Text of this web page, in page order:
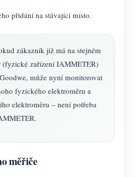
přidání na stávající místo.
zákazník již má na stejném
(fyzické zařízení IAMMETER)
může nyní monitorovat
fyzického elektroměru a
elektroměru – není potřeba
měřiče